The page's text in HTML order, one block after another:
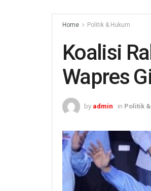
Home Politik & Hukum
Koalisi
Wapres
by admin in Politik